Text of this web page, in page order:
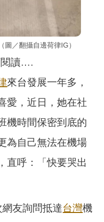
／翻攝自邊荷律IG）
閱讀….
來台發展一年多，
愛，近日，她在社
機時間保密到底的
為自己無法在機場
直呼：「快要哭出
友詢問抵達台灣機